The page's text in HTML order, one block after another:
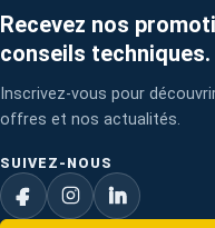
Recevez nos
conseils techniques.
Inscrivez-vous pour
offres et nos actualités.
SUIVEZ-NOUS